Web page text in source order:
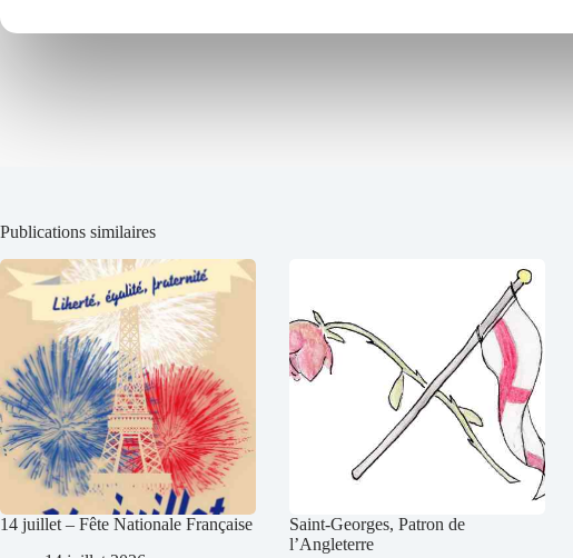
Publications similaires
14 juillet – Fête Nationale Française
Saint-Georges, Patron de
l’Angleterre